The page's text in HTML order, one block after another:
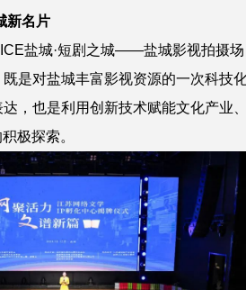
名片
盐城·短剧之城——盐城影视拍摄场
是对盐城丰富影视资源的一次科技
，也是利用创新技术赋能文化产业
极探索。